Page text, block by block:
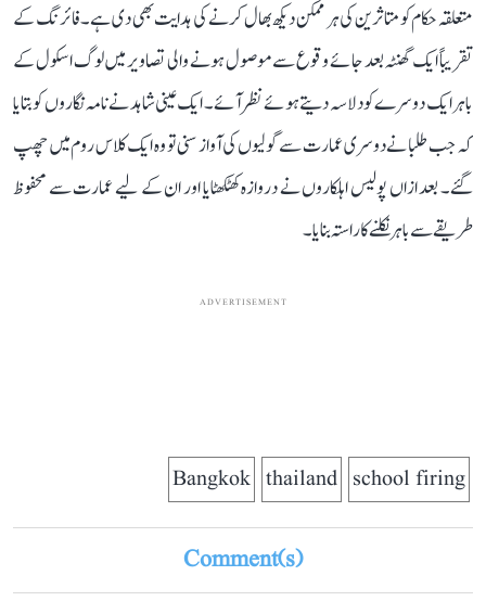
متعلقہ حکام کو متاثرین کی ہر ممکن دیکھ بھال کرنے کی ہدایت بھی دی ہے۔ فائرنگ کے
تقریباً ایک گھنٹہ بعد جائے وقوع سے موصول ہونے والی تصاویر میں لوگ اسکول کے
باہر ایک دوسرے کو دلاسہ دیتے ہوئے نظر آئے۔ ایک عینی شاہد نے نامہ نگاروں کو بتایا
کہ جب طلبا نے دوسری عمارت سے گولیوں کی آواز سنی تو وہ ایک کلاس روم میں چھپ
گئے۔ بعد ازاں پولیس اہلکاروں نے دروازہ کھٹکھٹایا اور ان کے لیے عمارت سے محفوظ
طریقے سے باہر نکلنے کا راستہ بنایا۔
ADVERTISEMENT
school firing
thailand
Bangkok
Comment(s)